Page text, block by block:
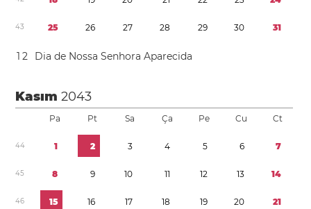
43 25 26 27 28 29 30 31
1 2 Dia de Nossa Senhora Aparecida
Kasım2043
Pa Pt Sa Ça Pe Cu Ct
44 1 2 3 4 5 6 7
45 8 9 10 11 12 13 14
46 15 16 17 18 19 20 21